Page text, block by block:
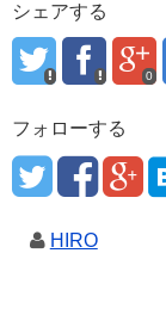
シェアする
0
フォローする
HIRO